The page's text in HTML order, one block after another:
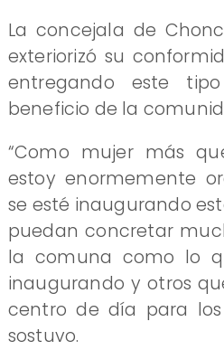
La concejala de
exteriorizó su
entregando este
beneficio de la
“Como mujer más
estoy enormemente
se esté inaugurando
puedan concretar
la comuna como lo
inaugurando y otros
centro de día para los
sostuvo.